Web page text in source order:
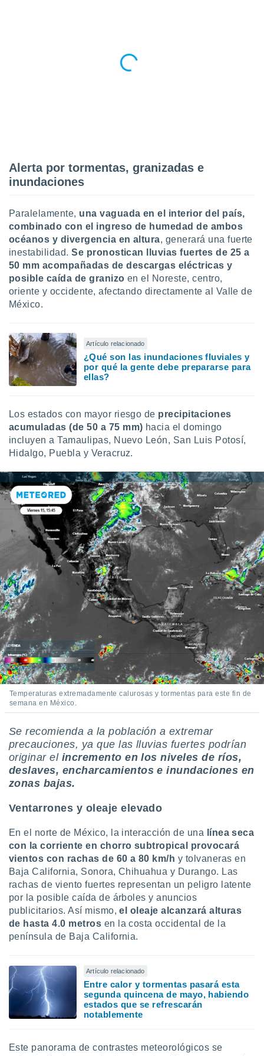
del
de
de
de
de
uso de
con el
publicidad
publicidad
1199
Alerta por tormentas, granizadas e
inundaciones
Paralelamente, una vaguada en el interior del país,
combinado con el ingreso de humedad de ambos
océanos y divergencia en altura, generará una fuerte
inestabilidad.Se pronostican lluvias fuertes de 25 a
50 mm acompañadas de descargas eléctricas y
posible caída de granizo en el Noreste, centro,
oriente y occidente, afectando directamente al Valle de
México.
Artículo relacionado
¿Qué son las inundaciones fluviales y
por qué la gente debe prepararse para
ellas?
Los estados con mayor riesgo de precipitaciones
acumuladas (de 50 a 75 mm) hacia el domingo
incluyen a Tamaulipas, Nuevo León, San Luis Potosí,
Hidalgo, Puebla y Veracruz.
Temperaturas extremadamente calurosas y tormentas para este fin de
semana en México.
Se recomienda a la población a extremar
precauciones, ya que las lluvias fuertes podrían
originar el incremento en los niveles de ríos,
deslaves, encharcamientos e inundaciones en
zonas bajas.
Ventarrones y oleaje elevado
En el norte de México, la interacción de una
línea seca
con la corriente en chorro subtropical provocará
vientos con rachas de 60 a 80 km/h y tolvaneras en
Baja California, Sonora, Chihuahua y Durango. Las
rachas de viento fuertes representan un peligro latente
por la posible caída de árboles y anuncios
publicitarios. Así mismo,el oleaje alcanzará alturas
de hasta 4.0 metros en la costa occidental de la
península de Baja California.
Artículo relacionado
Entre calor y tormentas pasará esta
segunda quincena de mayo, habiendo
estados que se refrescarán
notablemente
Este panorama de contrastes meteorológicos se